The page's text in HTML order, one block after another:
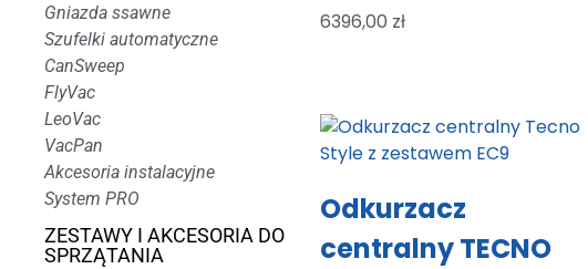
Gniazda ssawne
Szufelki automatyczne
CanSweep
FlyVac
LeoVac
VacPan
Akcesoria instalacyjne
System PRO
ZESTAWY I AKCESORIA DO
SPRZĄTANIA
6396,00 zł
Odkurzacz
centralny TECNO